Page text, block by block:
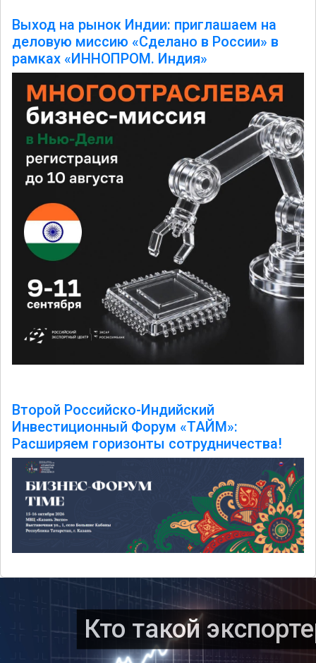
Выход на рынок Индии: приглашаем на
деловую миссию «Сделано в России» в
рамках «ИННОПРОМ. Индия»
Второй Российско-Индийский
Инвестиционный Форум «ТАЙМ»:
Расширяем горизонты сотрудничества!
Кто такой